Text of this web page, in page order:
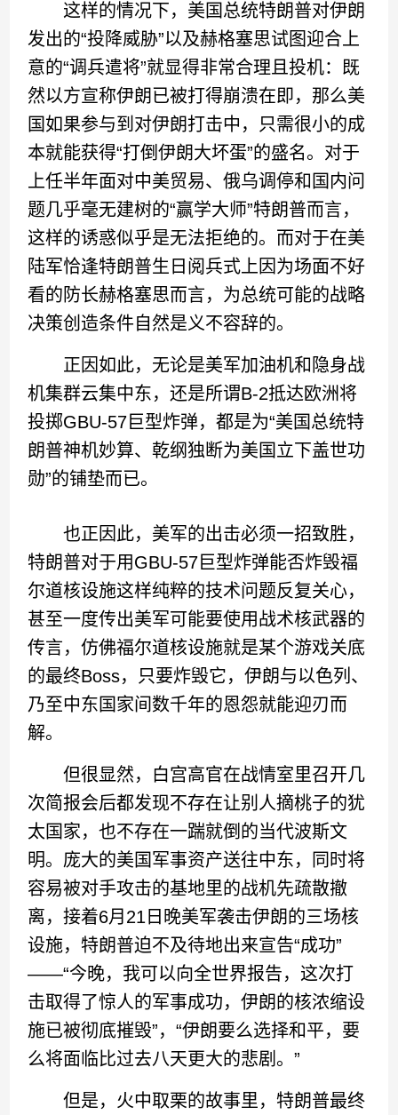
这样的情况下，美国总统特朗普对伊朗
发出的“投降威胁”以及赫格塞思试图迎合上
意的“调兵遣将”就显得非常合理且投机：既
然以方宣称伊朗已被打得崩溃在即，那么美
国如果参与到对伊朗打击中，只需很小的成
本就能获得“打倒伊朗大坏蛋”的盛名。对于
上任半年面对中美贸易、俄乌调停和国内问
题几乎毫无建树的“赢学大师”特朗普而言，
这样的诱惑似乎是无法拒绝的。而对于在美
陆军恰逢特朗普生日阅兵式上因为场面不好
看的防长赫格塞思而言，为总统可能的战略
决策创造条件自然是义不容辞的。
正因如此，无论是美军加油机和隐身战
机集群云集中东，还是所谓B-2抵达欧洲将
投掷GBU-57巨型炸弹，都是为“美国总统特
朗普神机妙算、乾纲独断为美国立下盖世功
勋”的铺垫而已。
也正因此，美军的出击必须一招致胜，
特朗普对于用GBU-57巨型炸弹能否炸毁福
尔道核设施这样纯粹的技术问题反复关心，
甚至一度传出美军可能要使用战术核武器的
传言，仿佛福尔道核设施就是某个游戏关底
的最终Boss，只要炸毁它，伊朗与以色列、
乃至中东国家间数千年的恩怨就能迎刃而
解。
但很显然，白宫高官在战情室里召开几
次简报会后都发现不存在让别人摘桃子的犹
太国家，也不存在一踹就倒的当代波斯文
明。庞大的美国军事资产送往中东，同时将
容易被对手攻击的基地里的战机先疏散撤
离，接着6月21日晚美军袭击伊朗的三场核
设施，特朗普迫不及待地出来宣告“成功”
——“今晚，我可以向全世界报告，这次打
击取得了惊人的军事成功，伊朗的核浓缩设
施已被彻底摧毁”，“伊朗要么选择和平，要
么将面临比过去八天更大的悲剧。”
但是，火中取栗的故事里，特朗普最终